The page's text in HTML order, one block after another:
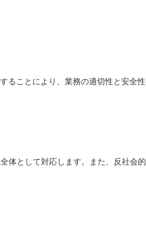
ことにより、業務の適切性と安全性
体として対応します。また、反社会